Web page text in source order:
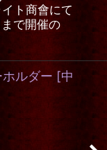
ト商會にて
で開催の
ルダー [中